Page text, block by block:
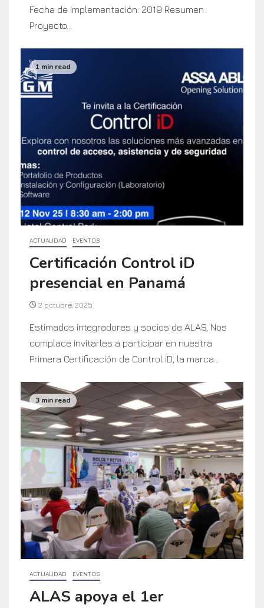
Fecha de implementación: 2019 Resumen
Proyecto...
1 min read
ACTUALIDAD EVENTOS
Certificación Control iD
presencial en Panamá
2 octubre, 2025
Estimados integradores y socios de ALAS, Nos
complace invitarles a participar en nuestra
Primera Certificación de Control iD, la marca...
3 min read
ACTUALIDAD EVENTOS
ALAS apoya el 1er